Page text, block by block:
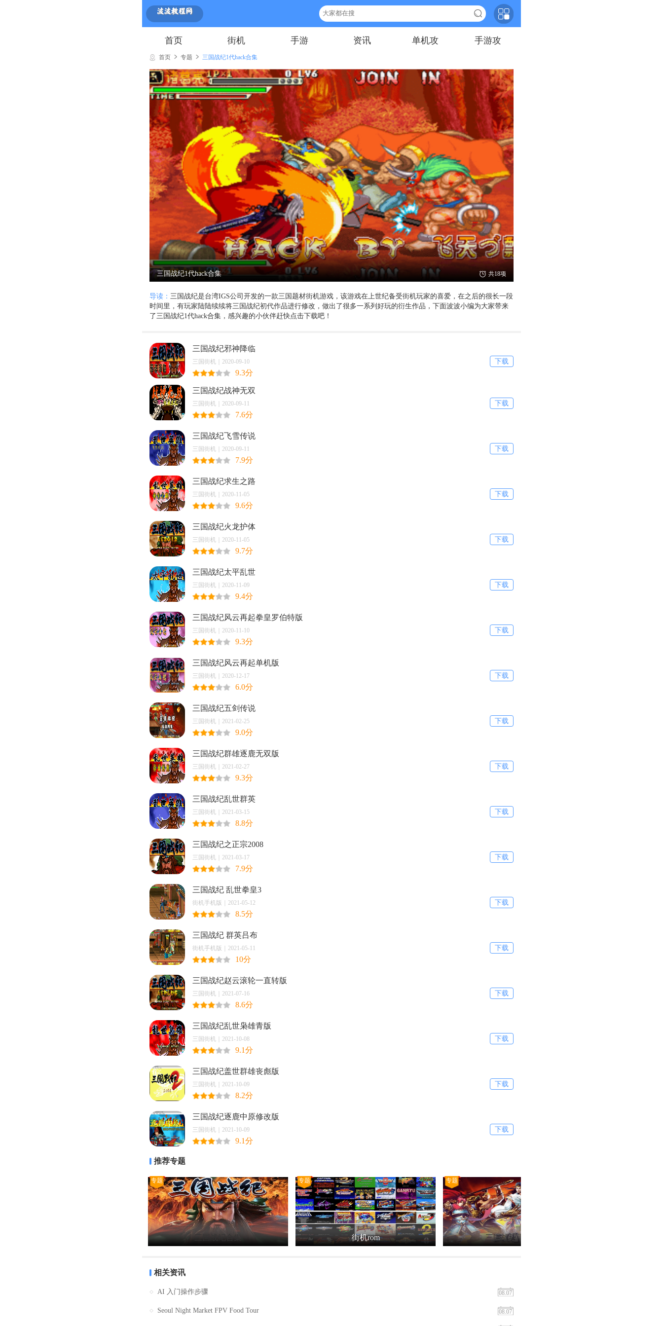
首页 街机 手游 资讯
单机攻
手游攻
首页 专题 三国战纪1代hack合集
共18项
三国战纪1代hack合集
导读： 三国战纪是台湾IGS公司开发的一款三国题材街机游戏，该游戏在上世纪备受街机玩家的喜爱，在之后的很长一段
时间里，有玩家陆陆续续将三国战纪初代作品进行修改，做出了很多一系列好玩的衍生作品，下面波波小编为大家带来
了三国战纪1代hack合集，感兴趣的小伙伴赶快点击下载吧！
三国战纪邪神降临
下载
三国街机｜2020-09-10
9.3分
三国战纪战神无双
下载
三国街机｜2020-09-11
7.6分
三国战纪飞雪传说
下载
三国街机｜2020-09-11
7.9分
三国战纪求生之路
下载
三国街机｜2020-11-05
9.6分
三国战纪火龙护体
下载
三国街机｜2020-11-05
9.7分
​三国战纪太平乱世
下载
三国街机｜2020-11-09
9.4分
三国战纪风云再起拳皇罗伯特版
下载
三国街机｜2020-11-10
9.3分
三国战纪风云再起单机版
下载
三国街机｜2020-12-17
6.0分
三国战纪五剑传说
下载
三国街机｜2021-02-25
9.0分
三国战纪群雄逐鹿无双版
下载
三国街机｜2021-02-27
9.3分
三国战纪乱世群英
下载
三国街机｜2021-03-15
8.8分
三国战纪之正宗2008
下载
三国街机｜2021-03-17
7.9分
三国战纪 乱世拳皇3
下载
街机手机版｜2021-05-12
8.5分
三国战纪 群英吕布
下载
街机手机版｜2021-05-11
10分
三国战纪赵云滚轮一直转版
下载
三国街机｜2021-07-16
8.6分
三国战纪乱世枭雄青版
下载
三国街机｜2021-10-08
9.1分
三国战纪盖世群雄丧彪版
下载
三国街机｜2021-10-09
8.2分
三国战纪逐鹿中原修改版
下载
三国街机｜2021-10-09
9.1分
推荐专题
专题
三国战纪合集
专题
街机rom
专题
三国战纪手机版
相关资讯
08.07
AI 入门操作步骤
08.07
Seoul Night Market FPV Food Tour